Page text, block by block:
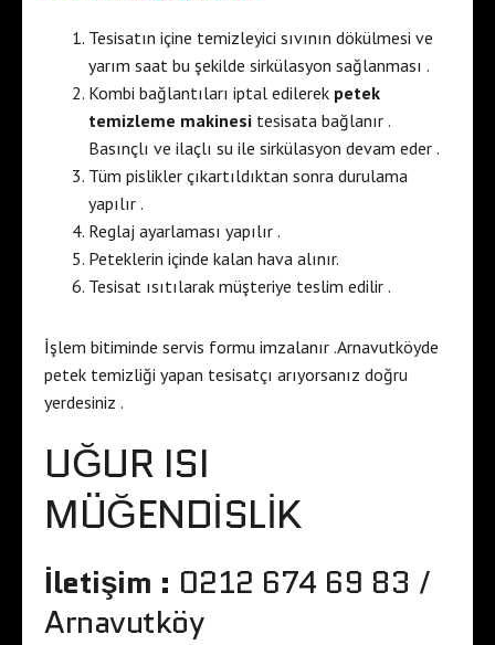
Tesisatın içine temizleyici sıvının dökülmesi ve
yarım saat bu şekilde sirkülasyon sağlanması .
Kombi bağlantıları iptal edilerek petek
temizleme makinesi tesisata bağlanır .
Basınçlı ve ilaçlı su ile sirkülasyon devam eder .
Tüm pislikler çıkartıldıktan sonra durulama
yapılır .
Reglaj ayarlaması yapılır .
Peteklerin içinde kalan hava alınır.
Tesisat ısıtılarak müşteriye teslim edilir .
İşlem bitiminde servis formu imzalanır .Arnavutköyde
petek temizliği yapan tesisatçı arıyorsanız doğru
yerdesiniz .
UĞUR ISI
MÜĞENDİSLİK
İletişim : 0212 674 69 83 /
Arnavutköy